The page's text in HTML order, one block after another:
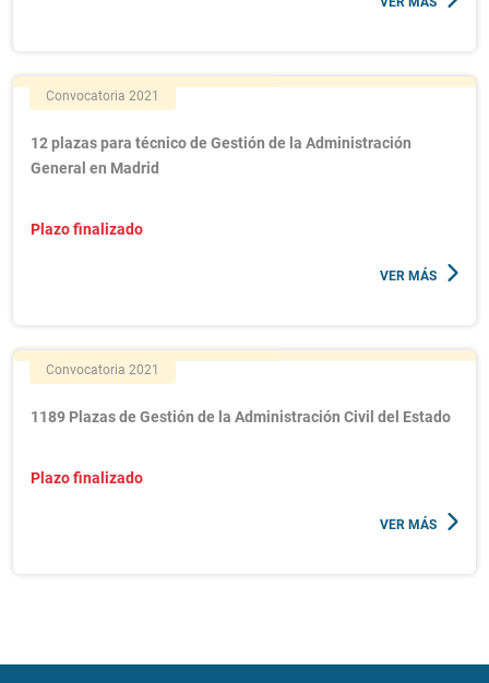
Convocatoria 2021
12 plazas para técnico de Gestión de la Administración
General en Madrid
Plazo finalizado
VER MÁS
Convocatoria 2021
1189 Plazas de Gestión de la Administración Civil del Estado
Plazo finalizado
VER MÁS